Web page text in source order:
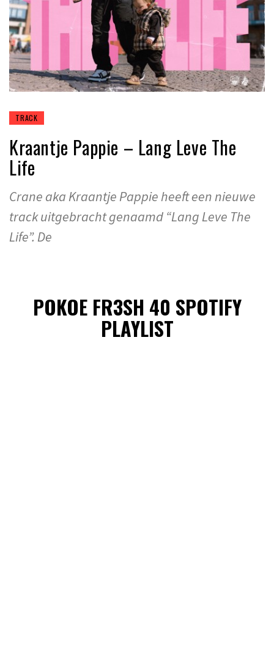
TRACK
Kraantje Pappie – Lang Leve The
Life
Crane aka Kraantje Pappie heeft een nieuwe
track uitgebracht genaamd “Lang Leve The
Life”. De
POKOE FR3SH 40 SPOTIFY
PLAYLIST